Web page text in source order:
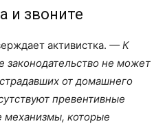
и звоните
активистка. — К
законодательство не может
от домашнего
превентивные
механизмы, которые